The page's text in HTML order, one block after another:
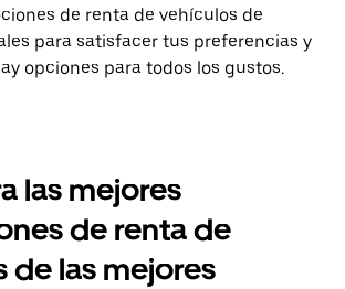
de renta de vehículos de
para satisfacer tus preferencias y
opciones para todos los gustos.
las mejores
de renta de
de las mejores